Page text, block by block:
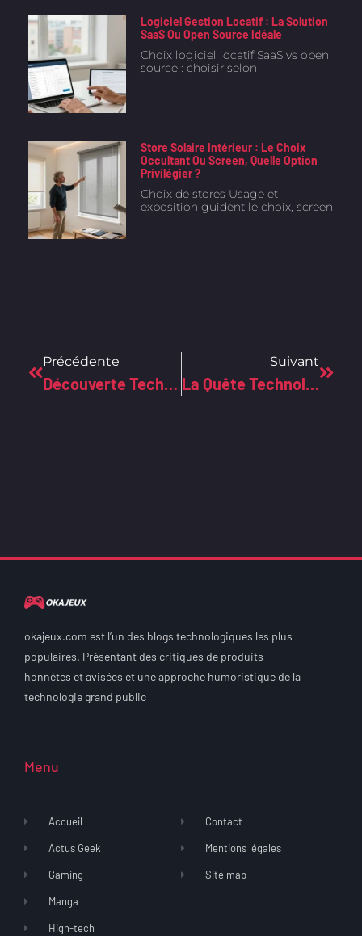
Logiciel Gestion Locatif : La Solution
SaaS Ou Open Source Idéale
Choix logiciel locatif SaaS vs open
source : choisir selon
Store Solaire Intérieur : Le Choix
Occultant Ou Screen, Quelle Option
Privilégier ?
Choix de stores Usage et
exposition guident le choix, screen
Précédente
Découverte Technologique Des Mystères D’Obito Dans Naruto
Suivant
La Quête Technologique D’Eren: Acquisition Du Totem Originel
okajeux.com est l’un des blogs technologiques les plus
populaires. Présentant des critiques de produits
honnêtes et avisées et une approche humoristique de la
technologie grand public
Menu
Accueil
Actus Geek
Gaming
Manga
High-tech
Contact
Mentions légales
Site map